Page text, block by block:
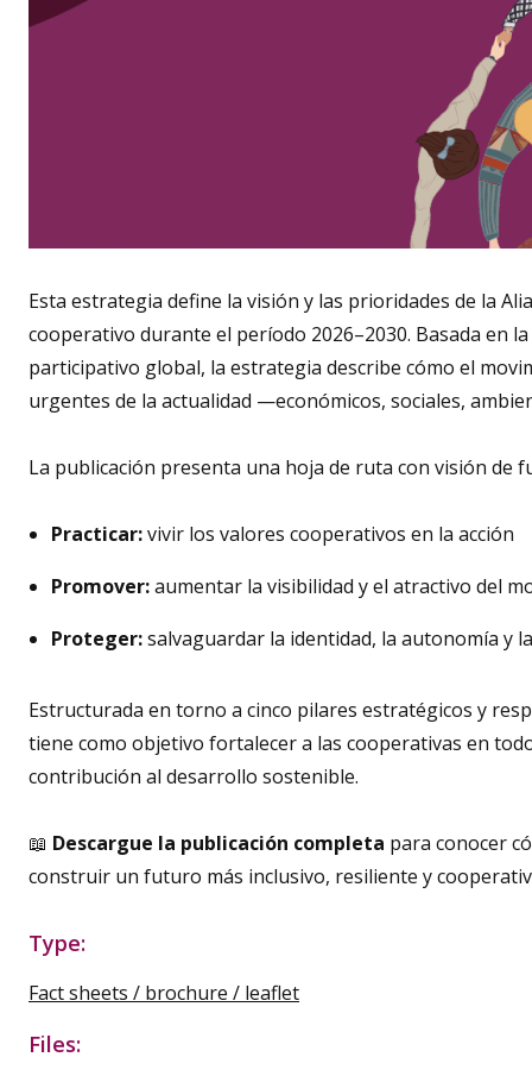
Esta estrategia define la visión y las prioridades de la
cooperativo durante el período 2026–2030. Basada en
participativo global, la estrategia describe cómo el
urgentes de la actualidad —económicos, sociales,
La publicación presenta una hoja de ruta con visión de
Practicar:vivir los valores cooperativos en la acción
Promover:aumentar la visibilidad y el atractivo del
Proteger:salvaguardar la identidad, la autonomía y
Estructurada en torno a cinco pilares estratégicos y
tiene como objetivo fortalecer a las cooperativas en
contribución al desarrollo sostenible.
📖 Descargue la publicación completa para conocer
construir un futuro más inclusivo, resiliente y
Type:
Fact sheets / brochure / leaflet
Files: